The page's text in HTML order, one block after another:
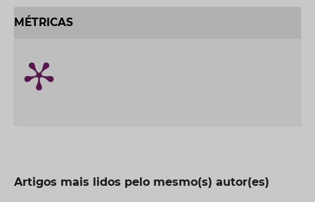
MÉTRICAS
Artigos mais lidos pelo mesmo(s) autor(es)